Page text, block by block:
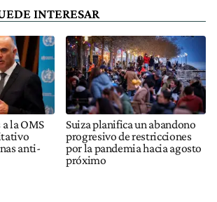
INTERESAR
la OMS
anti-
Suiza planifica un abandono
progresivo de restricciones
por la pandemia hacia agosto
próximo